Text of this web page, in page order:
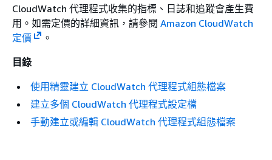
CloudWatch 代理程式收集的指標、日誌和追蹤會產生費
用。如需定價的詳細資訊，請參閱 Amazon CloudWatch
定價
。
目錄
使用精靈建立 CloudWatch 代理程式組態檔案
建立多個 CloudWatch 代理程式設定檔
手動建立或編輯 CloudWatch 代理程式組態檔案